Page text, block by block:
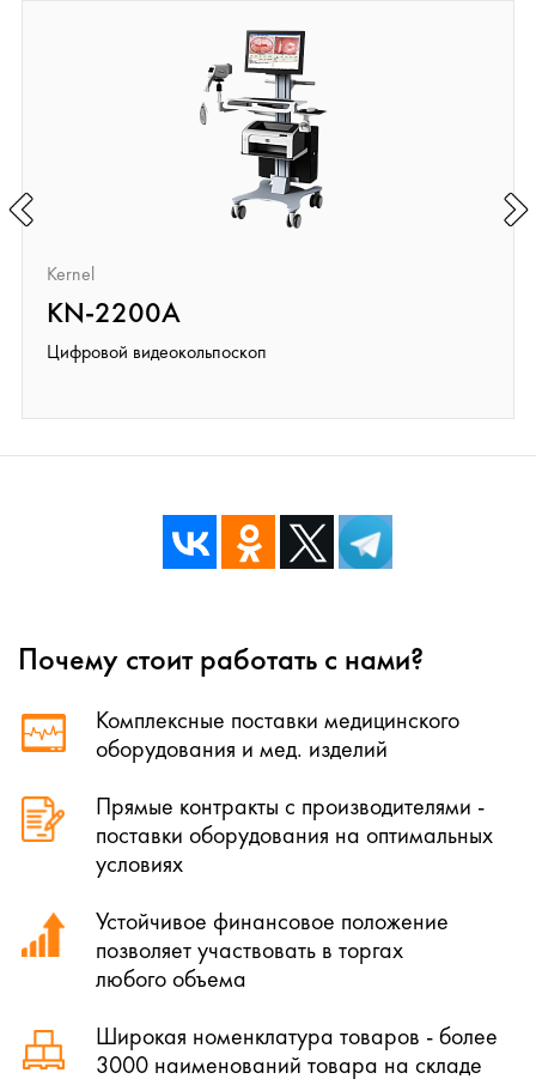
Kernel
KN-2200A
Цифровой видеокольпоскоп
Почему стоит работать с нами?
Комплексные поставки медицинского
оборудования и мед. изделий
Прямые контракты с производителями -
поставки оборудования на оптимальных
условиях
Устойчивое финансовое положение
позволяет участвовать в торгах
любого объема
Широкая номенклатура товаров - более
3000 наименований товара на складе